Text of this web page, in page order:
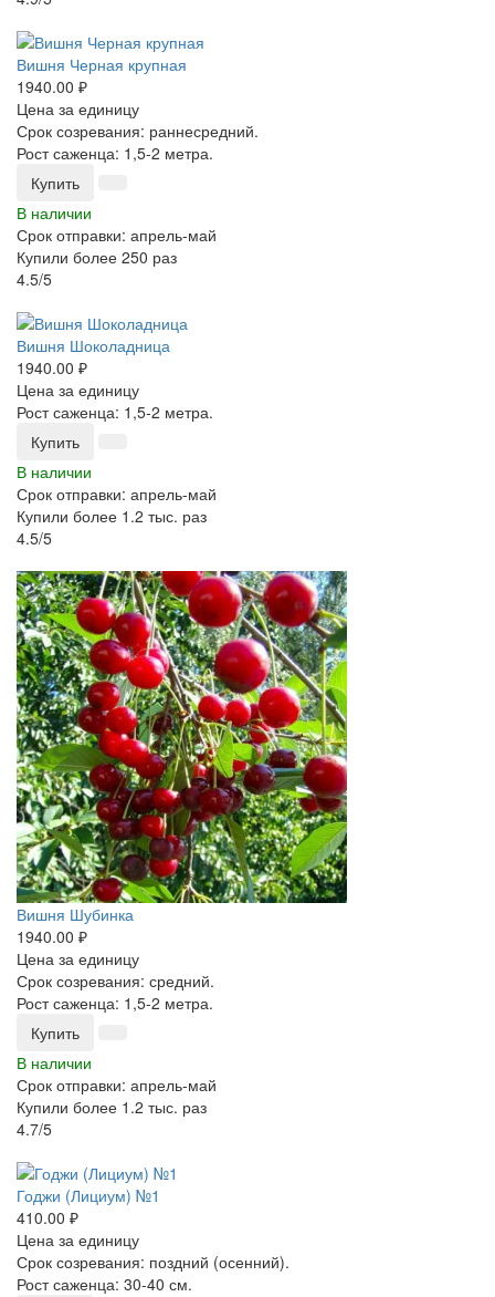
Вишня Черная крупная
1940.00 ₽
Цена за единицу
Срок созревания: раннесредний.
Рост саженца: 1,5-2 метра.
Купить
В наличии
Срок отправки: апрель-май
Купили более 250 раз
4.5/5
Вишня Шоколадница
1940.00 ₽
Цена за единицу
Рост саженца: 1,5-2 метра.
Купить
В наличии
Срок отправки: апрель-май
Купили более 1.2 тыс. раз
4.5/5
Вишня Шубинка
1940.00 ₽
Цена за единицу
Срок созревания: средний.
Рост саженца: 1,5-2 метра.
Купить
В наличии
Срок отправки: апрель-май
Купили более 1.2 тыс. раз
4.7/5
Годжи (Лициум) №1
410.00 ₽
Цена за единицу
Срок созревания: поздний (осенний).
Рост саженца: 30-40 см.